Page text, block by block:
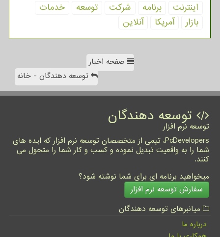
اینترنت برنامه شركت توسعه
خدمات
بازار
آمریكا آنلاین
صفحه اخبار
توسعه دهندگان - خانه
توسعه دهندگان
توسعه نرم افزار
PcDevelopers، تیمی از متخصصان توسعه نرم افزار که ایده های
شما را به واقعیت تبدیل نموده و کسب و کار شما را متحول می
کنند.
میخواهید برنامه ای برای شما نوشته شود؟
سفارش توسعه نرم افزار
میانبرهای توسعه دهندگان
درباره ما